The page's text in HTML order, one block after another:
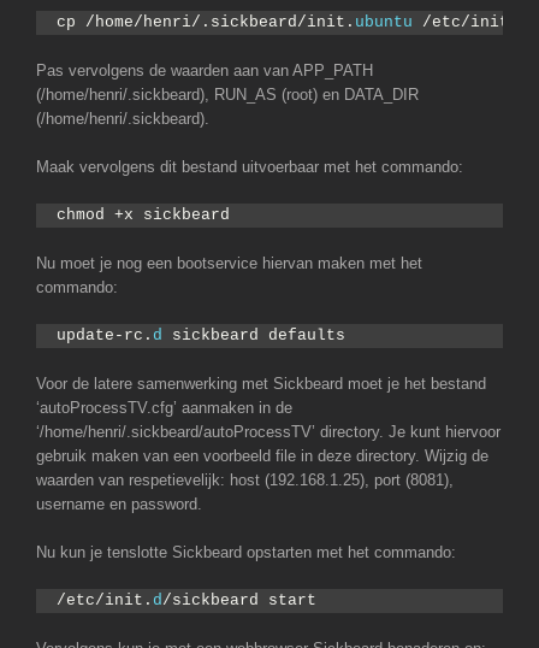
cp /home/henri/.sickbeard/init. ubuntu /etc/init.
Pas vervolgens de waarden aan van APP_PATH
(/home/henri/.sickbeard), RUN_AS (root) en DATA_DIR
(/home/henri/.sickbeard).
Maak vervolgens dit bestand uitvoerbaar met het commando:
chmod +x sickbeard
Nu moet je nog een bootservice hiervan maken met het
commando:
update-rc. d sickbeard defaults
Voor de latere samenwerking met Sickbeard moet je het bestand
‘autoProcessTV.cfg’ aanmaken in de
‘/home/henri/.sickbeard/autoProcessTV’ directory. Je kunt hiervoor
gebruik maken van een voorbeeld file in deze directory. Wijzig de
waarden van respetievelijk: host (192.168.1.25), port (8081),
username en password.
Nu kun je tenslotte Sickbeard opstarten met het commando:
/etc/init. d /sickbeard start